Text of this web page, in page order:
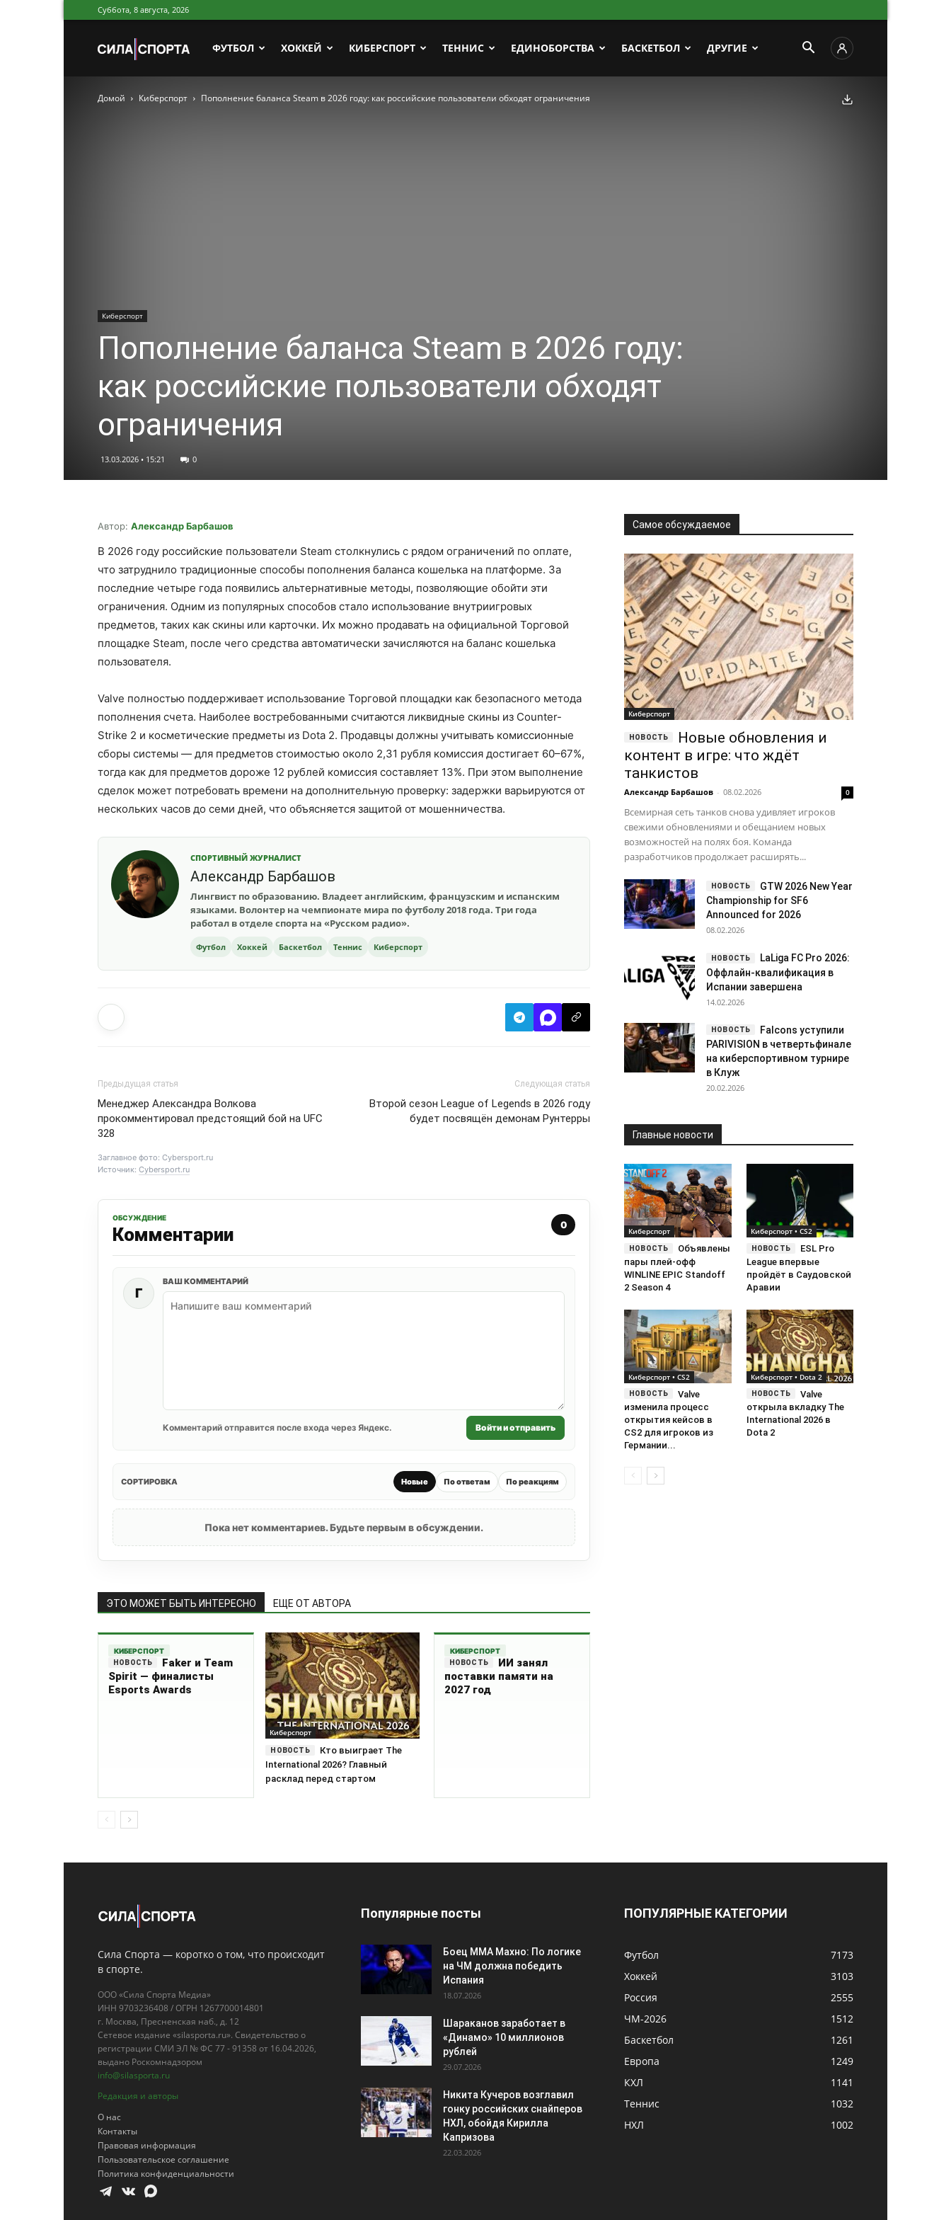
Суббота, 8 августа, 2026
Сила
Спорта
ФУТБОЛ ХОККЕЙ КИБЕРСПОРТ ТЕННИС ЕДИНОБОРСТВА БАСКЕТБОЛ ДРУГИЕ
Домой Киберспорт Пополнение баланса Steam в 2026 году: как российские пользователи обходят ограничения
Киберспорт
Пополнение баланса Steam в 2026 году:
как российские пользователи обходят
ограничения
13.03.2026 • 15:21 0
Скачать фото
Автор: Александр Барбашов
В 2026 году российские пользователи Steam столкнулись с рядом ограничений по оплате,
что затруднило традиционные способы пополнения баланса кошелька на платформе. За
последние четыре года появились альтернативные методы, позволяющие обойти эти
ограничения. Одним из популярных способов стало использование внутриигровых
предметов, таких как скины или карточки. Их можно продавать на официальной Торговой
площадке Steam, после чего средства автоматически зачисляются на баланс кошелька
пользователя.
Valve полностью поддерживает использование Торговой площадки как безопасного метода
пополнения счета. Наиболее востребованными считаются ликвидные скины из Counter-
Strike 2 и косметические предметы из Dota 2. Продавцы должны учитывать комиссионные
сборы системы — для предметов стоимостью около 2,31 рубля комиссия достигает 60–67%,
тогда как для предметов дороже 12 рублей комиссия составляет 13%. При этом выполнение
сделок может потребовать времени на дополнительную проверку: задержки варьируются от
нескольких часов до семи дней, что объясняется защитой от мошенничества.
СПОРТИВНЫЙ ЖУРНАЛИСТ
Александр Барбашов
Лингвист по образованию. Владеет английским, французским и испанским
языками. Волонтер на чемпионате мира по футболу 2018 года. Три года
работал в отделе спорта на «Русском радио».
Футбол Хоккей Баскетбол Теннис Киберспорт
Предыдущая статья
Менеджер Александра Волкова
прокомментировал предстоящий бой на UFC
328
Следующая статья
Второй сезон League of Legends в 2026 году
будет посвящён демонам Рунтерры
Заглавное фото: Cybersport.ru
Источник: Cybersport.ru
ОБСУЖДЕНИЕ
Комментарии 0
Г
ВАШ КОММЕНТАРИЙ
Комментарий отправится после входа через Яндекс. Войти и отправить
СОРТИРОВКА Новые По ответам По реакциям
Пока нет комментариев. Будьте первым в обсуждении.
ЭТО МОЖЕТ БЫТЬ ИНТЕРЕСНО ЕЩЕ ОТ АВТОРА
КИБЕРСПОРТ
Faker и Team
Spirit — финалисты
Esports Awards
Киберспорт
Кто выиграет The
International 2026? Главный
расклад перед стартом
КИБЕРСПОРТ
ИИ занял
поставки памяти на
2027 год
Самое обсуждаемое
Киберспорт
Новые обновления и
контент в игре: что ждёт
танкистов
Александр Барбашов - 08.02.2026 0
Всемирная сеть танков снова удивляет игроков
свежими обновлениями и обещанием новых
возможностей на полях боя. Команда
разработчиков продолжает расширять...
GTW 2026 New Year
Championship for SF6
Announced for 2026
08.02.2026
LaLiga FC Pro 2026:
Оффлайн-квалификация в
Испании завершена
14.02.2026
Falcons уступили
PARIVISION в четвертьфинале
на киберспортивном турнире
в Клуж
20.02.2026
Главные новости
Киберспорт
Объявлены
пары плей-офф
WINLINE EPIC Standoff
2 Season 4
Киберспорт • CS2
ESL Pro
League впервые
пройдёт в Саудовской
Аравии
Киберспорт • CS2
Valve
изменила процесс
открытия кейсов в
CS2 для игроков из
Германии...
Киберспорт • Dota 2
Valve
открыла вкладку The
International 2026 в
Dota 2
Сила Спорта — коротко о том, что происходит
в спорте.
ООО «Сила Спорта Медиа»
ИНН 9703236408 / ОГРН 1267700014801
г. Москва, Пресненская наб., д. 12
Сетевое издание «silasporta.ru». Свидетельство о
регистрации СМИ ЭЛ № ФС 77 - 91358 от 16.04.2026,
выдано Роскомнадзором
info@silasporta.ru
Редакция и авторы
О нас
Контакты
Правовая информация
Пользовательское соглашение
Политика конфиденциальности
Популярные посты
Боец ММА Махно: По логике
на ЧМ должна победить
Испания
18.07.2026
Шараканов заработает в
«Динамо» 10 миллионов
рублей
29.07.2026
Никита Кучеров возглавил
гонку российских снайперов
НХЛ, обойдя Кирилла
Капризова
22.03.2026
ПОПУЛЯРНЫЕ КАТЕГОРИИ
Футбол
7173
Хоккей
3103
Россия
2555
ЧМ-2026
1512
Баскетбол
1261
Европа
1249
КХЛ
1141
Теннис
1032
НХЛ
1002